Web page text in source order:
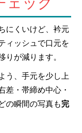
にくいけど、衿元
ィッシュで口元を
りが減ります。
う、手元を少し上
差・帯締め中心・
の瞬間の写真も完